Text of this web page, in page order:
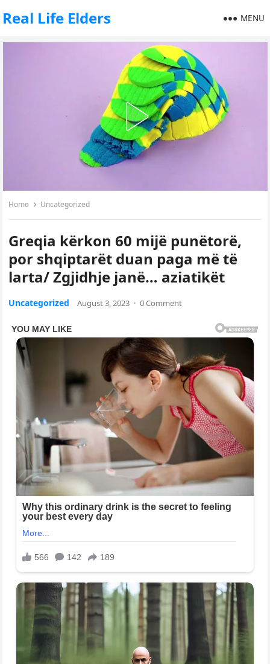
Real Life Elders MENU
Home Uncategorized
Greqia kërkon 60 mijë punëtorë,
por shqiptarët duan paga më të
larta/ Zgjidhje janë… aziatikët
Uncategorized August 3, 2023 · 0 Comment